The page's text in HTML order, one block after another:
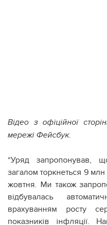
Відео з офіційної
мережі Фейсбук.
“Уряд запропонував,
загалом торкнеться 9 млн
жовтня. Ми також
відбувалась
врахуванням росту
показників інфляції.